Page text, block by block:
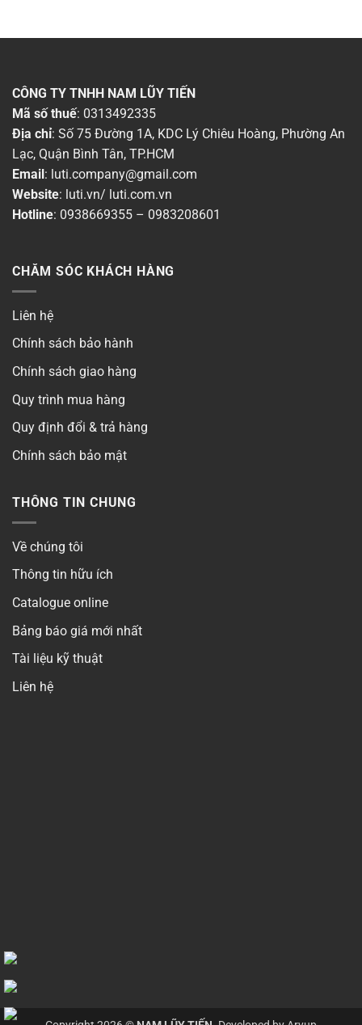
CÔNG TY TNHH NAM LŨY TIẾN
Mã số thuế: 0313492335
Địa chỉ: Số 75 Đường 1A, KDC Lý Chiêu Hoàng, Phường An
Lạc, Quận Bình Tân, TP.HCM
Email : luti.company@gmail.com
Website: luti.vn/ luti.com.vn
Hotline: 0938669355 – 0983208601
CHĂM SÓC KHÁCH HÀNG
Liên hệ
Chính sách bảo hành
Chính sách giao hàng
Quy trình mua hàng
Quy định đổi & trả hàng
Chính sách bảo mật
THÔNG TIN CHUNG
Về chúng tôi
Thông tin hữu ích
Catalogue online
Bảng báo giá mới nhất
Tài liệu kỹ thuật
Liên hệ